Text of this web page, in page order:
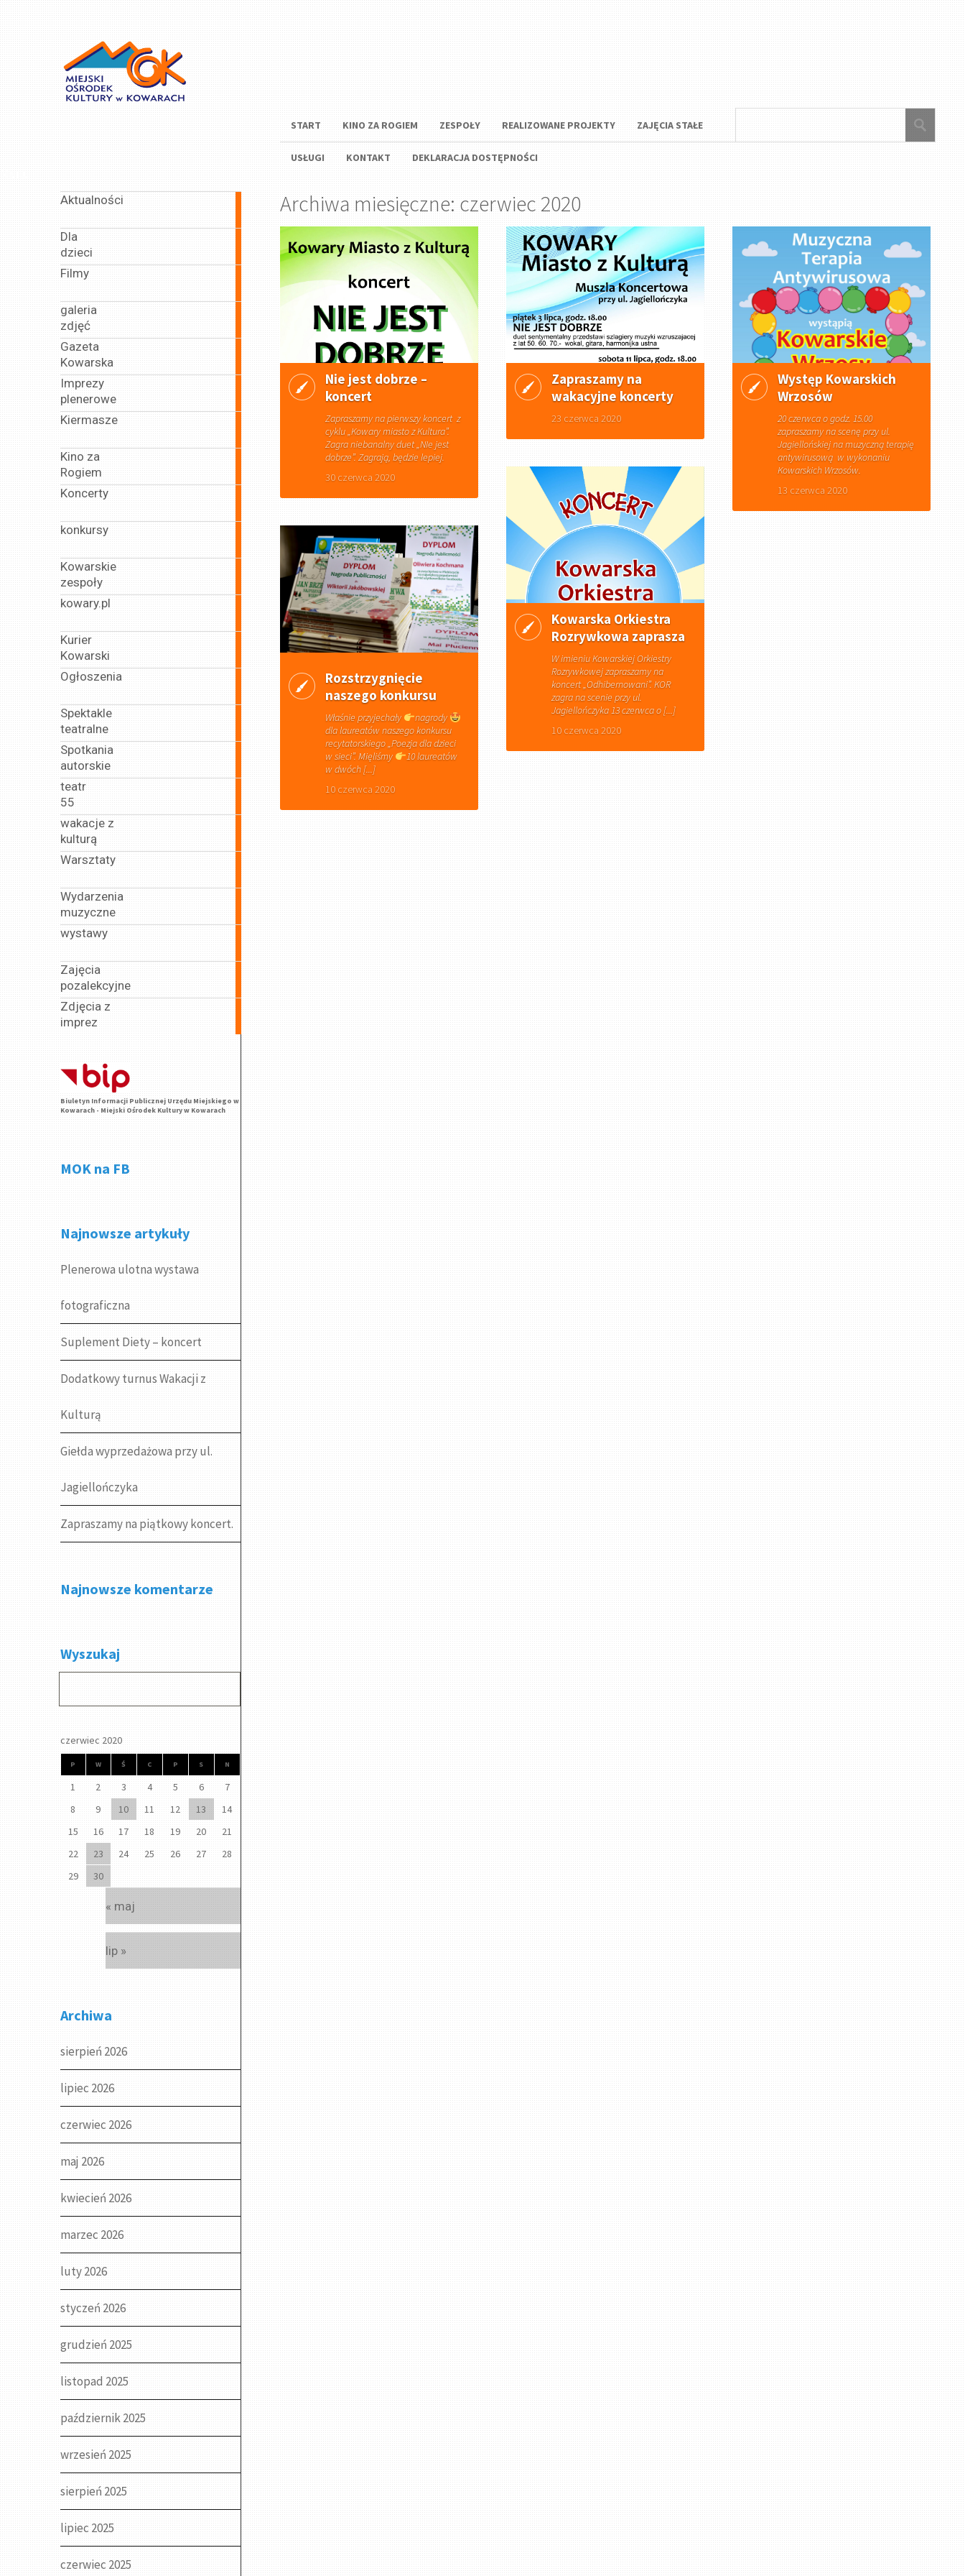
Aktualności
Dla
dzieci
Filmy
galeria
zdjęć
Gazeta
Kowarska
Imprezy
plenerowe
Kiermasze
Kino za
Rogiem
Koncerty
konkursy
Kowarskie
zespoły
kowary.pl
Kurier
Kowarski
Ogłoszenia
Spektakle
teatralne
Spotkania
autorskie
teatr
55
wakacje z
kulturą
Warsztaty
Wydarzenia
muzyczne
wystawy
Zajęcia
pozalekcyjne
Zdjęcia z
imprez
Biuletyn Informacji Publicznej Urzędu Miejskiego w
Kowarach - Miejski Ośrodek Kultury w Kowarach
MOK na FB
Najnowsze artykuły
Plenerowa ulotna wystawa
fotograficzna
Suplement Diety – koncert
Dodatkowy turnus Wakacji z
Kulturą
Giełda wyprzedażowa przy ul.
Jagiellończyka
Zapraszamy na piątkowy koncert.
Najnowsze komentarze
Wyszukaj
czerwiec 2020
P W Ś C P S N
1 2 3 4 5 6
7
8
9 10 11 12 13
14
15
16 17 18 19 20
21
22
23 24 25 26 27
28
29
30
« maj
lip »
Archiwa
sierpień 2026
lipiec 2026
czerwiec 2026
maj 2026
kwiecień 2026
marzec 2026
luty 2026
styczeń 2026
grudzień 2025
listopad 2025
październik 2025
wrzesień 2025
sierpień 2025
lipiec 2025
czerwiec 2025
START KINO ZA ROGIEM ZESPOŁY REALIZOWANE PROJEKTY ZAJĘCIA STAŁE
USŁUGI KONTAKT DEKLARACJA DOSTĘPNOŚCI
Archiwa miesięczne: czerwiec 2020
Nie jest dobrze –
koncert
Zapraszamy na pierwszy koncert z
cyklu „Kowary miasto z Kultura”.
Zagra niebanalny duet „NIe jest
dobrze”. Zagrają, będzie lepiej.
30 czerwca 2020
Zapraszamy na
wakacyjne koncerty
23 czerwca 2020
Występ Kowarskich
Wrzosów
20 czerwca o godz. 15.00
zapraszamy na scenę przy ul.
Jagiellońskiej na muzyczną terapię
antywirusową w wykonaniu
Kowarskich Wrzosów.
13 czerwca 2020
Kowarska Orkiestra
Rozrywkowa zaprasza
W imieniu Kowarskiej Orkiestry
Rozrywkowej zapraszamy na
koncert „Odhibernowani”. KOR
zagra na scenie przy ul.
Jagiellończyka 13 czerwca o [...]
10 czerwca 2020
Rozstrzygnięcie
naszego konkursu
Właśnie przyjechały
nagrody
dla laureatów naszego konkursu
recytatorskiego „Poezja dla dzieci
w sieci”. Mięliśmy
10 laureatów
w dwóch [...]
10 czerwca 2020